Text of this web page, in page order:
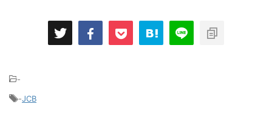
-
-JCB